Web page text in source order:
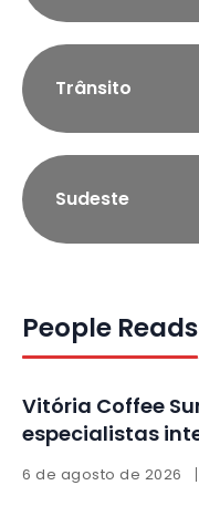
Trânsito
Sudeste
People Reads
Vitória Coffee
especialistas
6 de agosto de 2026